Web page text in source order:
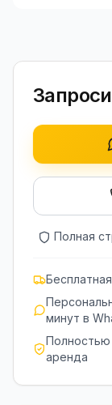
Полная
минут в
Полностью
аренда